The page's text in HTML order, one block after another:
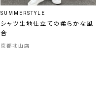
SUMMERSTYLE
シャツ生地仕立ての柔らかな風
合
京都北山店